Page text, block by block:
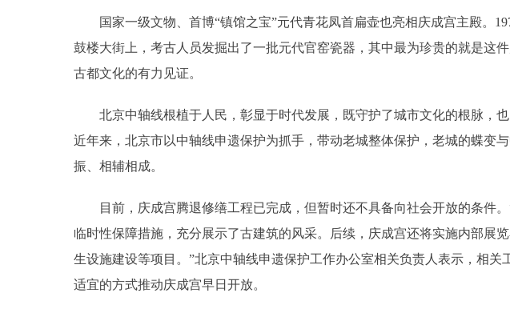
国家一级文物、首博“镇馆之宝”元代青花凤首扁壶也亮相庆成宫主殿。
鼓楼大街上，考古人员发掘出了一批元代官窑瓷器，其中最为珍贵的就是这
古都文化的有力见证。
北京中轴线根植于人民，彰显于时代发展，既守护了城市文化的根脉，也
近年来，北京市以中轴线申遗保护为抓手，带动老城整体保护，老城的蝶变
振、相辅相成。
目前，庆成宫腾退修缮工程已完成，但暂时还不具备向社会开放的条件。
临时性保障措施，充分展示了古建筑的风采。后续，庆成宫还将实施内部展
生设施建设等项目。”北京中轴线申遗保护工作办公室相关负责人表示，相关
适宜的方式推动庆成宫早日开放。